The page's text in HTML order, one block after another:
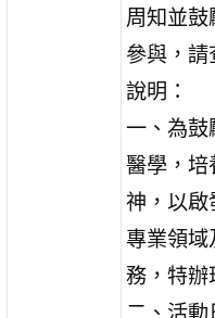
周知並
參與，請
說明：
一、為鼓
醫學，培
神，以啟
專業領域
務，特辦